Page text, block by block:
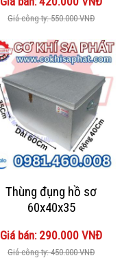
Giá công ty: 550.000 VNĐ
Thùng đụng hồ sơ
60x40x35
Giá bán: 290.000 VNĐ
Giá công ty: 450.000 VNĐ